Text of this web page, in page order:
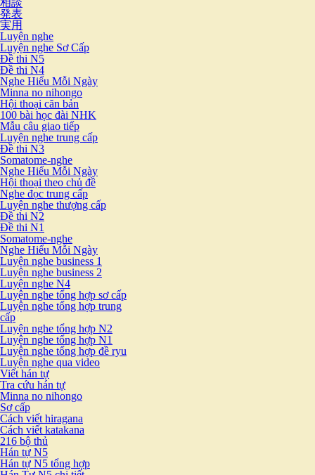
相談
発表
実用
Luyện nghe
Luyện nghe Sơ Cấp
Đề thi N5
Đề thi N4
Nghe Hiểu Mỗi Ngày
Minna no nihongo
Hội thoại căn bản
100 bài học đài NHK
Mẫu câu giao tiếp
Luyện nghe trung cấp
Đề thi N3
Somatome-nghe
Nghe Hiểu Mỗi Ngày
Hội thoại theo chủ đề
Nghe đọc trung cấp
Luyện nghe thượng cấp
Đề thi N2
Đề thi N1
Somatome-nghe
Nghe Hiểu Mỗi Ngày
Luyện nghe business 1
Luyện nghe business 2
Luyện nghe N4
Luyện nghe tổng hợp sơ cấp
Luyện nghe tổng hợp trung
cấp
Luyện nghe tổng hợp N2
Luyện nghe tổng hợp N1
Luyện nghe tổng hợp đề ryu
Luyện nghe qua video
Viết hán tự
Tra cứu hán tự
Minna no nihongo
Sơ cấp
Cách viết hiragana
Cách viết katakana
216 bộ thủ
Hán tự N5
Hán tự N5 tổng hợp